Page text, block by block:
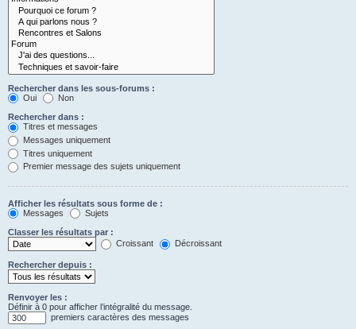
Rechercher dans les sous-forums :
Oui
Non
Rechercher dans :
Titres et messages
Messages uniquement
Titres uniquement
Premier message des sujets uniquement
Afficher les résultats sous forme de :
Messages
Sujets
Classer les résultats par :
Croissant
Décroissant
Rechercher depuis :
Renvoyer les :
Définir à 0 pour afficher l’intégralité du message.
premiers caractères des messages